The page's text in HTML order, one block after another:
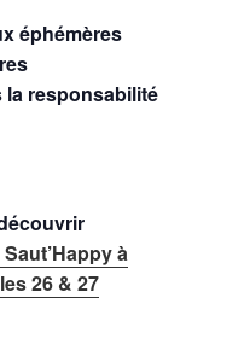
éphémères
responsabilité
à
26 & 27